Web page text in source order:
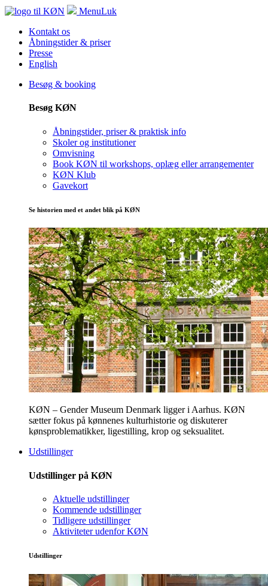
MenuLuk
Kontakt os
Åbningstider & priser
Presse
English
Besøg & booking
Besøg KØN
Åbningstider, priser & praktisk info
Skoler og institutioner
Omvisning
Book KØN til workshops, oplæg eller arrangementer
KØN Klub
Gavekort
Se historien med et andet blik på KØN
KØN – Gender Museum Denmark ligger i Aarhus. KØN
sætter fokus på kønnenes kulturhistorie og diskuterer
kønsproblematikker, ligestilling, krop og seksualitet.
Udstillinger
Udstillinger på KØN
Aktuelle udstillinger
Kommende udstillinger
Tidligere udstillinger
Aktiviteter udenfor KØN
Udstillinger